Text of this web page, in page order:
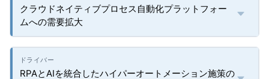
クラウドネイティブプロセス自動化プラットフォー
ムへの需要拡大
RPAとAIを統合したハイパーオートメーション施策の